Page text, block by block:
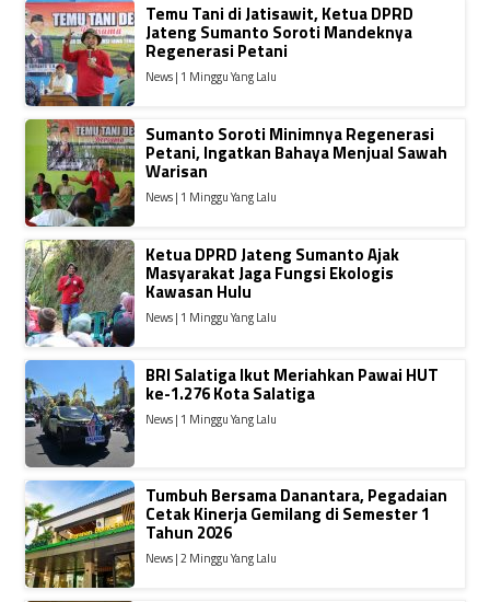
Temu Tani di Jatisawit, Ketua DPRD
Jateng Sumanto Soroti Mandeknya
Regenerasi Petani
News | 1 Minggu Yang Lalu
Sumanto Soroti Minimnya Regenerasi
Petani, Ingatkan Bahaya Menjual Sawah
Warisan
News | 1 Minggu Yang Lalu
Ketua DPRD Jateng Sumanto Ajak
Masyarakat Jaga Fungsi Ekologis
Kawasan Hulu
News | 1 Minggu Yang Lalu
BRI Salatiga Ikut Meriahkan Pawai HUT
ke-1.276 Kota Salatiga
News | 1 Minggu Yang Lalu
Tumbuh Bersama Danantara, Pegadaian
Cetak Kinerja Gemilang di Semester 1
Tahun 2026
News | 2 Minggu Yang Lalu